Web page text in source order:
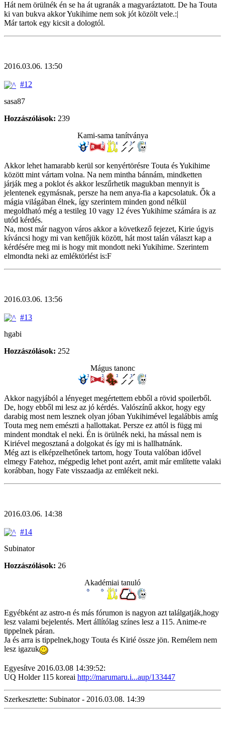
Hát nem örülnék én se ha át ugranák a magyaráztatott. De ha Touta
ki van bukva akkor Yukihime nem sok jót közölt vele.:|
Már tartok egy kicsit a dologtól.
2016.03.06. 13:50
#12
sasa87
Hozzászólások: 239
Kami-sama tanítványa
Akkor lehet hamarabb kerül sor kenyértörésre Touta és Yukihime
között mint vártam volna. Na nem mintha bánnám, mindketten
járják meg a poklot és akkor leszűrhetik magukban mennyit is
jelentenek egymásnak, persze ha nem anya-fia a kapcsolatuk. Ők a
mágia világában élnek, így szerintem minden gond nélkül
megoldható még a testileg 10 vagy 12 éves Yukihime számára is az
utód kérdés.
Na, most már nagyon város akkor a következő fejezet, Kirie úgyis
kíváncsi hogy mi van kettőjük között, hát most talán választ kap a
kérdésére meg mi is hogy mit mondott neki Yukihime. Szerintem
elmondta neki az emléktörlést is:F
2016.03.06. 13:56
#13
hgabi
Hozzászólások: 252
Mágus tanonc
Akkor nagyjából a lényeget megértettem ebből a rövid spoilerből.
De, hogy ebből mi lesz az jó kérdés. Valószínű akkor, hogy egy
darabig most nem lesznek olyan jóban Yukihimével legalábbis amíg
Touta meg nem emészti a hallottakat. Persze ez attól is függ mi
mindent mondtak el neki. Én is örülnék neki, ha mással nem is
Kiriével megosztaná a dolgokat és így mi is hallhatnánk.
Még azt is elképzelhetőnek tartom, hogy Touta valóban idővel
elmegy Fatehoz, mégpedig lehet pont azért, amit már említette valaki
korábban, hogy Fate visszaadja az emlékeit neki.
2016.03.06. 14:38
#14
Subinator
Hozzászólások: 26
Akadémiai tanuló
Egyébként az astro-n és más fórumon is nagyon azt találgatják,hogy
lesz valami bejelentés. Mert állítólag színes lesz a 115. Anime-re
tippelnek páran.
Ja és arra is tippelnek,hogy Touta és Kirié össze jön. Remélem nem
lesz igazuk
Egyesítve 2016.03.08 14:39:52:
UQ Holder 115 koreai http://marumaru.i...aup/133447
Szerkesztette: Subinator - 2016.03.08. 14:39